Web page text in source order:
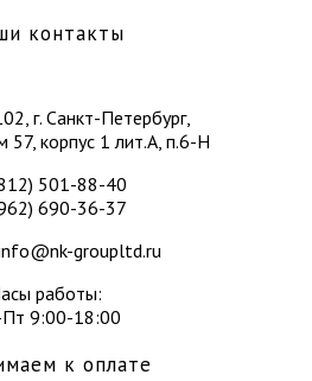
контакты
г. Санкт-Петербург,
57, корпус 1 лит.А, п.6-Н
501-88-40
690-36-37
groupltd.ru
работы:
9:00-18:00
к оплате